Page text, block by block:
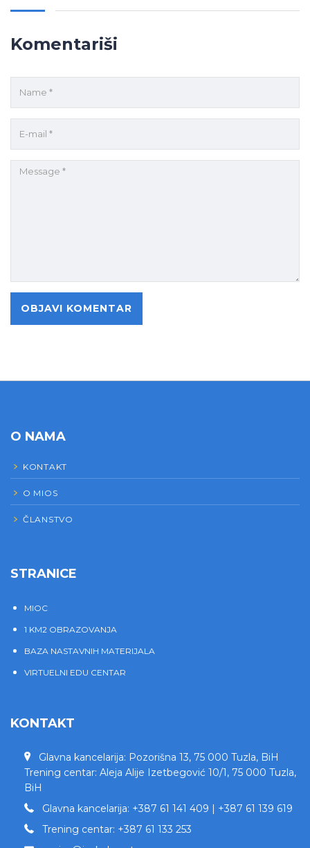
Komentariši
O NAMA
KONTAKT
O MIOS
ČLANSTVO
STRANICE
MIOC
1 KM2 OBRAZOVANJA
BAZA NASTAVNIH MATERIJALA
VIRTUELNI EDU CENTAR
KONTAKT
Glavna kancelarija: Pozorišna 13, 75 000 Tuzla, BiH
Trening centar: Aleja Alije Izetbegović 10/1, 75 000 Tuzla,
BiH
Glavna kancelarija: +387 61 141 409 | +387 61 139 619
Trening centar: +387 61 133 253